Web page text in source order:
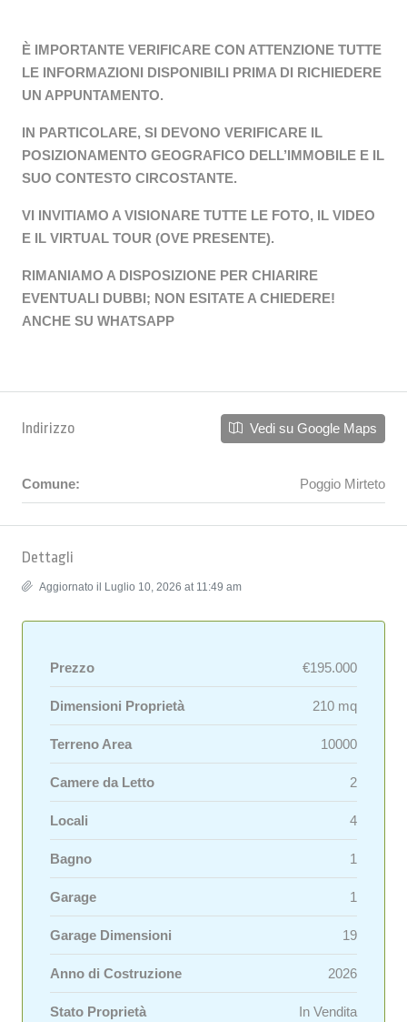
È IMPORTANTE VERIFICARE CON ATTENZIONE TUTTE
LE INFORMAZIONI DISPONIBILI PRIMA DI RICHIEDERE
UN APPUNTAMENTO.
IN PARTICOLARE, SI DEVONO VERIFICARE IL
POSIZIONAMENTO GEOGRAFICO DELL’IMMOBILE E IL
SUO CONTESTO CIRCOSTANTE.
VI INVITIAMO A VISIONARE TUTTE LE FOTO, IL VIDEO
E IL VIRTUAL TOUR (OVE PRESENTE).
RIMANIAMO A DISPOSIZIONE PER CHIARIRE
EVENTUALI DUBBI; NON ESITATE A CHIEDERE!
ANCHE SU WHATSAPP
Indirizzo Vedi su Google Maps
Comune: Poggio Mirteto
Dettagli
Aggiornato il Luglio 10, 2026 at 11:49 am
Prezzo €195.000
Dimensioni Proprietà 210 mq
Terreno Area 10000
Camere da Letto 2
Locali 4
Bagno 1
Garage 1
Garage Dimensioni 19
Anno di Costruzione 2026
Stato Proprietà In Vendita